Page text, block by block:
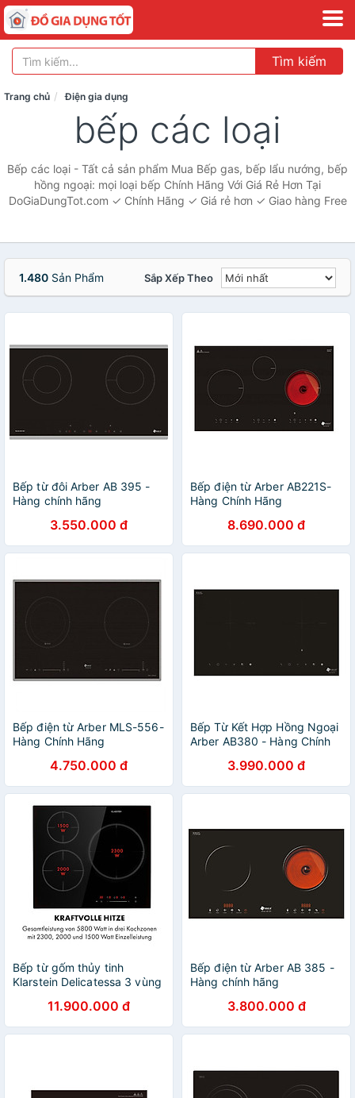
Tìm kiếm
Trang chủ Điện gia dụng
bếp các loại
Bếp các loại - Tất cả sản phẩm Mua Bếp gas, bếp lẩu nướng, bếp
hồng ngoại: mọi loại bếp Chính Hãng Với Giá Rẻ Hơn Tại
DoGiaDungTot.com ✓ Chính Hãng ✓ Giá rẻ hơn ✓ Giao hàng Free
1.480 Sản Phẩm Sắp Xếp Theo
Bếp từ đôi Arber AB 395 -
Hàng chính hãng
3.550.000 đ
Bếp điện từ Arber AB221S-
Hàng Chính Hãng
8.690.000 đ
Bếp điện từ Arber MLS-556-
Hàng Chính Hãng
4.750.000 đ
Bếp Từ Kết Hợp Hồng Ngoại
Arber AB380 - Hàng Chính
3.990.000 đ
Bếp từ gốm thủy tinh
Klarstein Delicatessa 3 vùng
11.900.000 đ
Bếp điện từ Arber AB 385 -
Hàng chính hãng
3.800.000 đ